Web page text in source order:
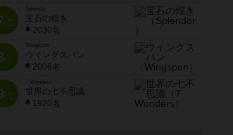
位
宝石の煌き
2030名
位
Wingspan
ウイングスパン
2006名
位
7 Wonders
世界の七不思議
1920名